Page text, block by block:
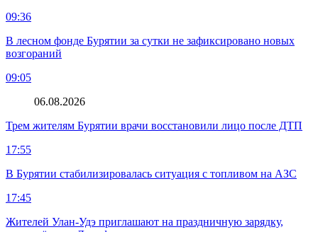
09:36
В лесном фонде Бурятии за сутки не зафиксировано новых
возгораний
09:05
06.08.2026
Трем жителям Бурятии врачи восстановили лицо после ДТП
17:55
В Бурятии стабилизировалась ситуация с топливом на АЗС
17:45
Жителей Улан-Удэ приглашают на праздничную зарядку,